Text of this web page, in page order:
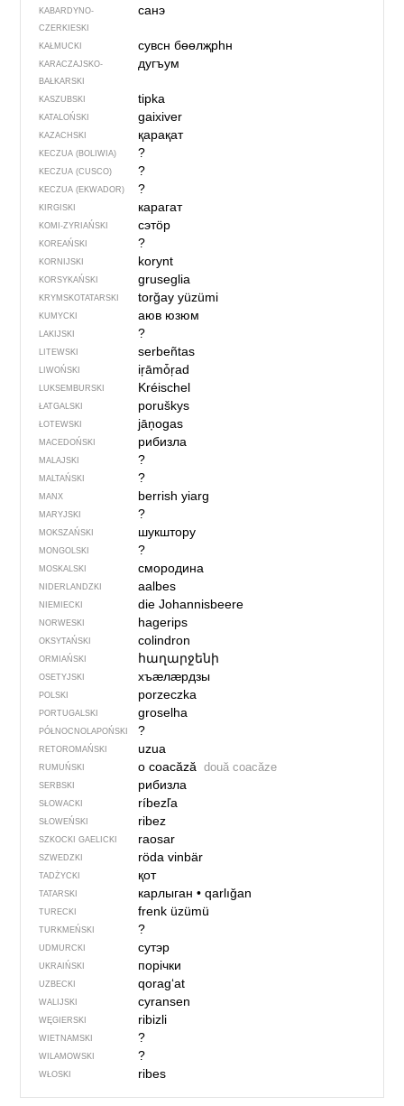
KABARDYNO-
CZERKIESKI
санэ
KAŁMUCKI сувсн бөөлҗрһн
KARACZAJSKO-
BAŁKARSKI
дугъум
KASZUBSKI tipka
KATALOŃSKI gaixiver
KAZACHSKI қарақат
KECZUA (BOLIWIA) ?
KECZUA (CUSCO) ?
KECZUA (EKWADOR) ?
KIRGISKI карагат
KOMI-ZYRIAŃSKI сэтӧр
KOREAŃSKI ?
KORNIJSKI korynt
KORSYKAŃSKI gruseglia
KRYMSKOTATARSKI torğay yüzümi
KUMYCKI аюв юзюм
LAKIJSKI ?
LITEWSKI serbeñtas
LIWOŃSKI iŗāmȱŗad
LUKSEMBURSKI Kréischel
ŁATGALSKI poruškys
ŁOTEWSKI jāņogas
MACEDOŃSKI рибизла
MALAJSKI ?
MALTAŃSKI ?
MANX berrish yiarg
MARYJSKI ?
MOKSZAŃSKI шукштору
MONGOLSKI ?
MOSKALSKI смородина
NIDERLANDZKI aalbes
NIEMIECKI die Johannisbeere
NORWESKI hagerips
OKSYTAŃSKI colindron
ORMIAŃSKI հաղարջենի
OSETYJSKI хъӕлӕрдзы
POLSKI porzeczka
PORTUGALSKI groselha
PÓŁNOCNO­LA­POŃ­SKI ?
RETOROMAŃSKI uzua
RUMUŃSKI o coacăză două coacăze
SERBSKI рибизла
SŁOWACKI ríbezľa
SŁOWEŃSKI ribez
SZKOCKI GAELICKI raosar
SZWEDZKI röda vinbär
TADŻYCKI қот
TATARSKI карлыган• qarlığan
TURECKI frenk üzümü
TURKMEŃSKI ?
UDMURCKI сутэр
UKRAIŃSKI порічки
UZBECKI qorag‘at
WALIJSKI cyransen
WĘGIERSKI ribizli
WIETNAMSKI ?
WILAMOWSKI ?
WŁOSKI ribes